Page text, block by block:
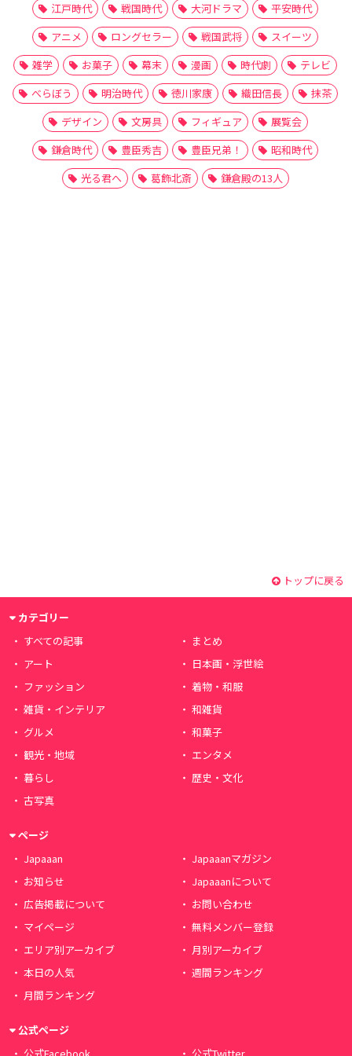
江戸時代 戦国時代 大河ドラマ
平安時代
アニメ
ロングセラー 戦国武将
スイーツ
雑学
お菓子 幕末 漫画 時代劇
テレビ
べらぼう
明治時代 徳川家康 織田信長
抹茶
デザイン
文房具 フィギュア
展覧会
鎌倉時代
豊臣秀吉 豊臣兄弟！
昭和時代
光る君へ
葛飾北斎 鎌倉殿の13人
トップに戻る
カテゴリー
すべての記事
まとめ
アート
日本画・浮世絵
ファッション
着物・和服
雑貨・インテリア
和雑貨
グルメ
和菓子
観光・地域
エンタメ
暮らし
歴史・文化
古写真
ページ
Japaaan
Japaaanマガジン
お知らせ
Japaaanについて
広告掲載について
お問い合わせ
マイページ
無料メンバー登録
エリア別アーカイブ
月別アーカイブ
本日の人気
週間ランキング
月間ランキング
公式ページ